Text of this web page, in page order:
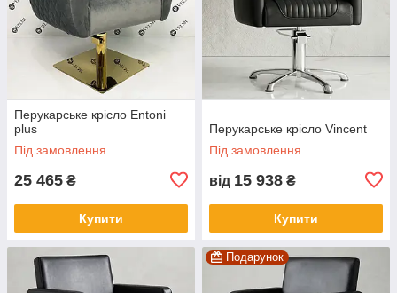
Перукарське крісло Entoni
plus
Під замовлення
25 465 ₴
Купити
Перукарське крісло Vincent
Під замовлення
від 15 938 ₴
Купити
Подарунок